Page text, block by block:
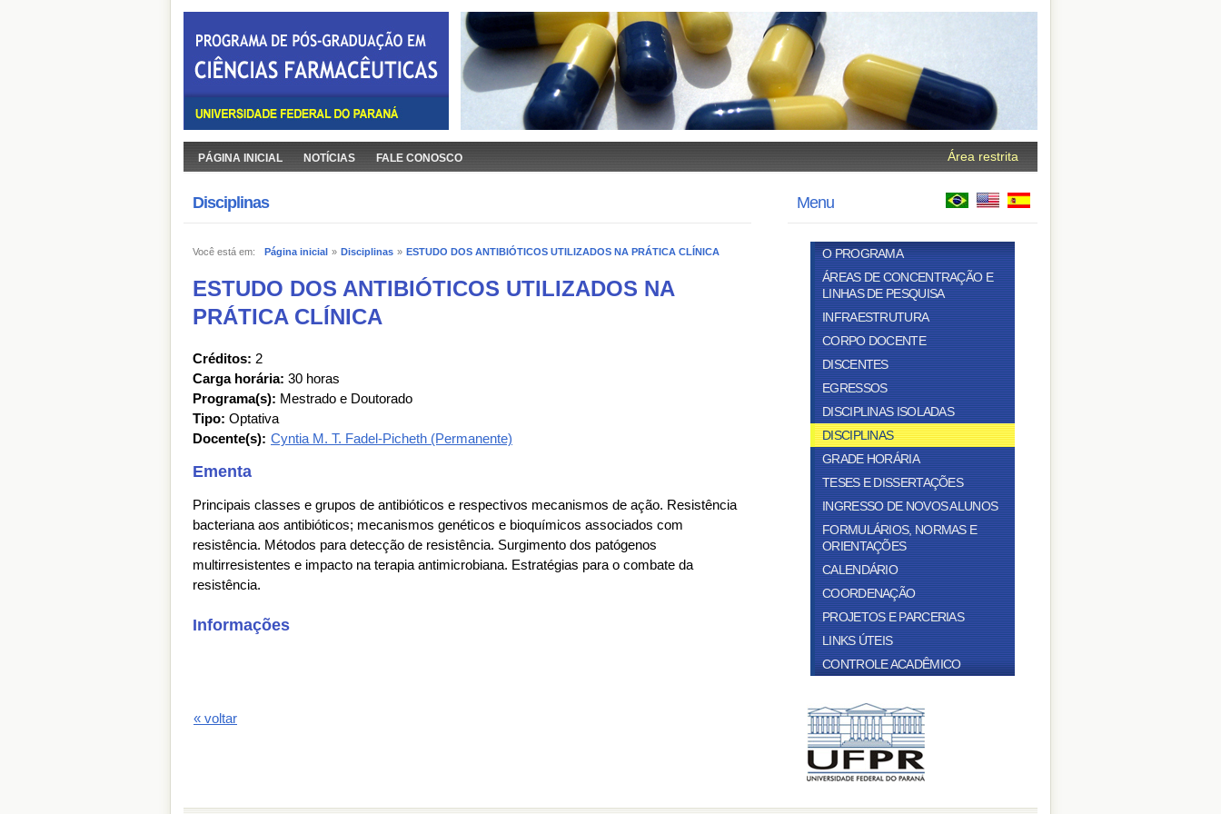
PÁGINA INICIAL NOTÍCIAS FALE CONOSCO Área restrita
Disciplinas
Você está em: Página inicial » Disciplinas » ESTUDO DOS ANTIBIÓTICOS UTILIZADOS NA PRÁTICA CLÍNICA
ESTUDO DOS ANTIBIÓTICOS UTILIZADOS NA
PRÁTICA CLÍNICA
Créditos: 2
Carga horária: 30 horas
Programa(s): Mestrado e Doutorado
Tipo: Optativa
Docente(s): Cyntia M. T. Fadel-Picheth (Permanente)
Ementa
Principais classes e grupos de antibióticos e respectivos mecanismos de ação. Resistência
bacteriana aos antibióticos; mecanismos genéticos e bioquímicos associados com
resistência. Métodos para detecção de resistência. Surgimento dos patógenos
multirresistentes e impacto na terapia antimicrobiana. Estratégias para o combate da
resistência.
Informações
« voltar
Menu
O PROGRAMA
ÁREAS DE CONCENTRAÇÃO E
LINHAS DE PESQUISA
INFRAESTRUTURA
CORPO DOCENTE
DISCENTES
EGRESSOS
DISCIPLINAS ISOLADAS
DISCIPLINAS
GRADE HORÁRIA
TESES E DISSERTAÇÕES
INGRESSO DE NOVOS ALUNOS
FORMULÁRIOS, NORMAS E
ORIENTAÇÕES
CALENDÁRIO
COORDENAÇÃO
PROJETOS E PARCERIAS
LINKS ÚTEIS
CONTROLE ACADÊMICO